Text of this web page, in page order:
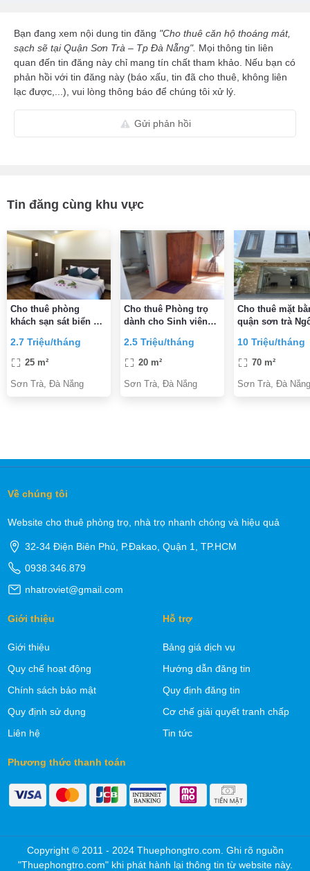
Bạn đang xem nội dung tin đăng "Cho thuê căn hộ thoáng mát,
sạch sẽ tại Quận Sơn Trà – Tp Đà Nẵng". Mọi thông tin liên
quan đến tin đăng này chỉ mang tín chất tham khảo. Nếu bạn có
phản hồi với tin đăng này (báo xấu, tin đã cho thuê, không liên
lạc được,...), vui lòng thông báo để chúng tôi xử lý.
Gửi phản hồi
Tin đăng cùng khu vực
Cho thuê phòng
khách sạn sát biển Mỹ
2.7 Triệu/tháng
25 m²
Sơn Trà, Đà Nẵng
Cho thuê Phòng trọ
dành cho Sinh viên
2.5 Triệu/tháng
20 m²
Sơn Trà, Đà Nẵng
Cho thuê mặt
quận sơn trà
10 Triệu/tháng
70 m²
Sơn Trà, Đà Nẵng
Về chúng tôi
Website cho thuê phòng trọ, nhà trọ nhanh chóng và hiệu quả
32-34 Điện Biên Phủ, P.Đakao, Quận 1, TP.HCM
0938.346.879
nhatroviet@gmail.com
Giới thiệu
Giới thiệu
Quy chế hoạt động
Chính sách bảo mật
Quy định sử dụng
Liên hệ
Hỗ trợ
Bảng giá dịch vụ
Hướng dẫn đăng tin
Quy định đăng tin
Cơ chế giải quyết tranh chấp
Tin tức
Phương thức thanh toán
Copyright © 2011 - 2024 Thuephongtro.com. Ghi rõ nguồn
"Thuephongtro.com" khi phát hành lại thông tin từ website này.